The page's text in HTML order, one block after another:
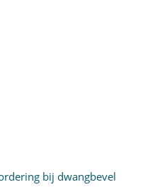
bij dwangbevel